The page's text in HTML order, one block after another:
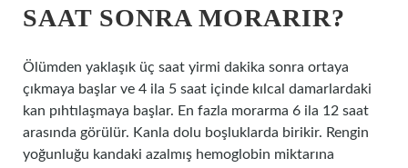
SAAT SONRA MORARIR?
Ölümden yaklaşık üç saat yirmi dakika sonra ortaya
çıkmaya başlar ve 4 ila 5 saat içinde kılcal damarlardaki
kan pıhtılaşmaya başlar. En fazla morarma 6 ila 12 saat
arasında görülür. Kanla dolu boşluklarda birikir. Rengin
yoğunluğu kandaki azalmış hemoglobin miktarına